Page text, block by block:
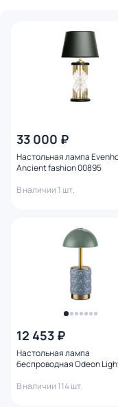
33 000 ₽
Настольная лампа
Ancient fashion 00895
В наличии 1 шт.
12 453 ₽
Настольная лампа
беспроводная Odeon
LED*3W 3000K 5452/3TL L-
В наличии 114 шт.
Доставка
От
Материал арматуры
Материал плафона
Материал